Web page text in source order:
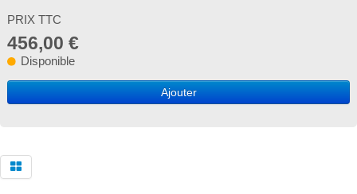
PRIX TTC
456,00 €
Disponible
Ajouter